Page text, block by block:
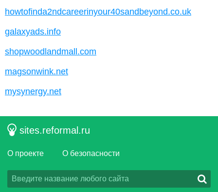
howtofinda2ndcareerinyour40sandbeyond.co.uk
galaxyads.info
shopwoodlandmall.com
magsonwink.net
mysynergy.net
sites.reformal.ru
О проекте О безопасности